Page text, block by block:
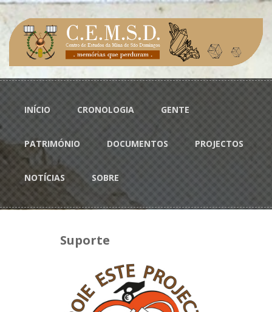
Passar para o conteúdo principal
Menu principal
INÍCIO CRONOLOGIA GENTE
PATRIMÓNIO DOCUMENTOS PROJECTOS
NOTÍCIAS SOBRE
Suporte